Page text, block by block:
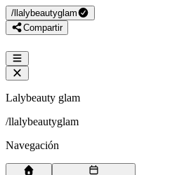
/ llalybeautyglam
Compartir
Lalybeauty glam
/llalybeautyglam
Navegación